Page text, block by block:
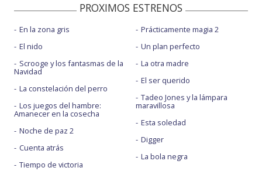
PROXIMOS ESTRENOS
En la zona gris
El nido
Scrooge y los fantasmas de la
Navidad
La constelación del perro
Los juegos del hambre:
Amanecer en la cosecha
Noche de paz 2
Cuenta atrás
Tiempo de victoria
Prácticamente magia 2
Un plan perfecto
La otra madre
El ser querido
Tadeo Jones y la lámpara
maravillosa
Esta soledad
Digger
La bola negra